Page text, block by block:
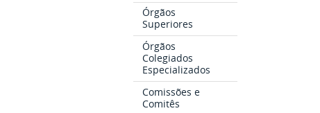
Órgãos
Superiores
Órgãos
Colegiados
Especializados
Comissões e
Comitês